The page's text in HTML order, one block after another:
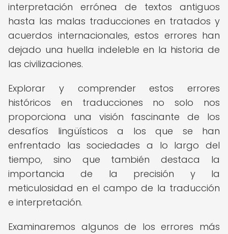
interpretación errónea de textos antiguos
hasta las malas traducciones en tratados y
acuerdos internacionales, estos errores han
dejado una huella indeleble en la historia de
las civilizaciones.
Explorar y comprender estos errores
históricos en traducciones no solo nos
proporciona una visión fascinante de los
desafíos lingüísticos a los que se han
enfrentado las sociedades a lo largo del
tiempo, sino que también destaca la
importancia de la precisión y la
meticulosidad en el campo de la traducción
e interpretación.
Examinaremos algunos de los errores más